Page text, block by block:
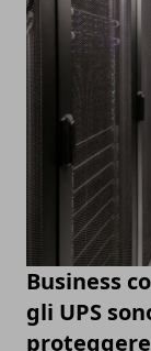
Business
gli UPS